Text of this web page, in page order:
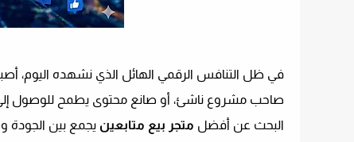
​في ظل التنافس الرقمي الهائل الذي نشهده اليوم،
صاحب مشروع ناشئ، أو صانع محتوى يطمح للوصول إلى
البحث عن أفضل متجر بيع متابعين يجمع بين الجودة